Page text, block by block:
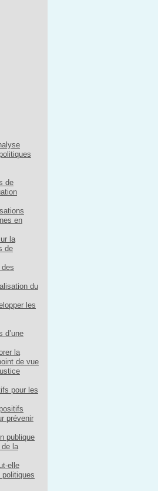
de
en
la
de
des
du
les
d’une
la
de vue
pour les
prévenir
publique
la
elle